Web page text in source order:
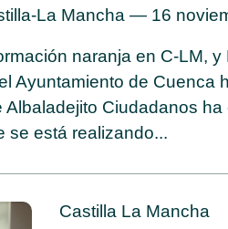
La Mancha — 16
naranja en C-LM,
Ayuntamiento de Cuenca
Ciudadanos
se está realizando...
Castilla La Mancha